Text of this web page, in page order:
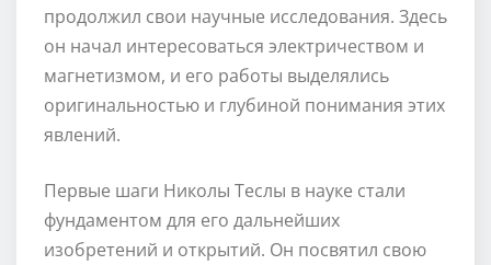
продолжил свои научные исследования. Здесь
он начал интересоваться электричеством и
магнетизмом, и его работы выделялись
оригинальностью и глубиной понимания этих
явлений.
Первые шаги Николы Теслы в науке стали
фундаментом для его дальнейших
изобретений и открытий. Он посвятил свою